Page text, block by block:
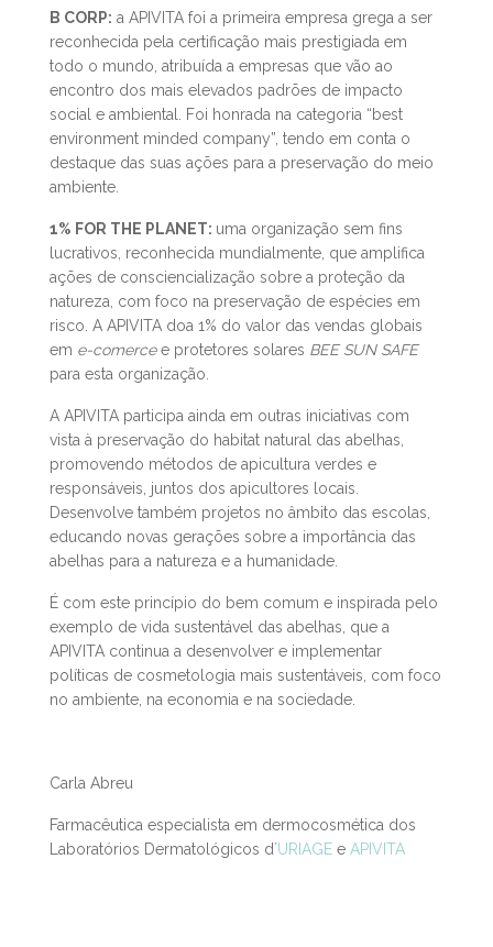
International) e contem mais de 250 espécies de
plantas.
B CORP:a APIVITA foi a primeira empresa grega a ser
reconhecida pela certificação mais prestigiada em
todo o mundo, atribuída a empresas que vão ao
encontro dos mais elevados padrões de impacto
social e ambiental. Foi honrada na categoria “best
destaque das suas ações para a preservação do meio
ambiente.
1% FOR THE PLANET:uma organização sem fins
lucrativos, reconhecida mundialmente, que amplifica
ações de consciencialização sobre a proteção da
natureza, com foco na preservação de espécies em
em e-comercee protetores solaresBEE SUN SAFE
para esta organização.
A APIVITA participa ainda em outras iniciativas com
vista à preservação do habitat natural das abelhas,
promovendo métodos de apicultura verdes e
responsáveis, juntos dos apicultores locais.
Desenvolve também projetos no âmbito das escolas,
educando novas gerações sobre a importância das
abelhas para a natureza e a humanidade.
É com este princípio do bem comum e inspirada pelo
exemplo de vida sustentável das abelhas, que a
no ambiente, na economia e na sociedade.
Carla Abreu